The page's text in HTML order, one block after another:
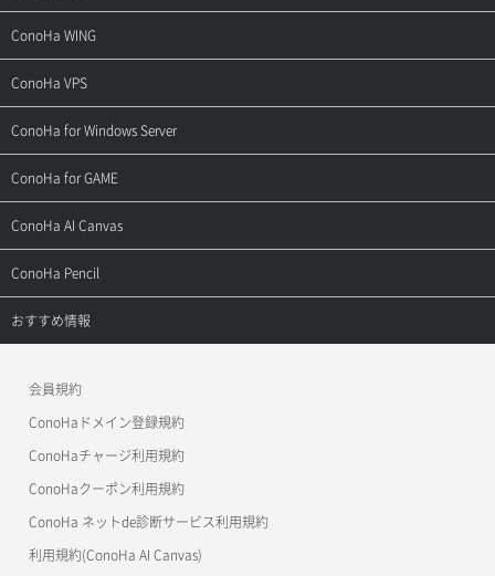
サポートトップ
ご契約・お支払い
用語集
お問い合わせ
ConoHa WING
サポートトップ
ご利用ガイド
お乗り換えガイド
よくある質問
ConoHa VPS
サポートトップ
ご利用ガイド
APIドキュメントVPS2.0
APIドキュメントVPS3.0
ConoHa for Windows Server
サポートトップ
ご利用ガイド
APIドキュメントVPS2.0
APIドキュメントVPS3.0
ConoHa for GAME
サポートトップ
ご利用ガイド
ConoHa AI Canvas
サポートトップ
ご利用ガイド
ConoHa Pencil
サポートトップ
おすすめ情報
美雲このは徹底ガイド
会員規約
ConoHaドメイン登録規約
ConoHaチャージ利用規約
ConoHaクーポン利用規約
ConoHa ネットde診断サービス利用規約
利用規約(ConoHa AI Canvas)